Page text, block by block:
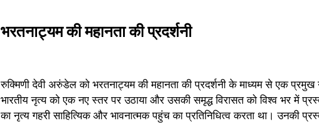
भरतनाट्यम की महानता की प्रदर्शनी
रुक्मिणी देवी अरुंडेल को भरतनाट्यम की महानता की प्रदर्शनी के माध्यम से एक प्रमुख
भारतीय नृत्य को एक नए स्तर पर उठाया और उसकी समृद्ध विरासत को विश्व भर में
का नृत्य गहरी साहित्यिक और भावनात्मक पहुंच का प्रतिनिधित्व करता था। उनकी